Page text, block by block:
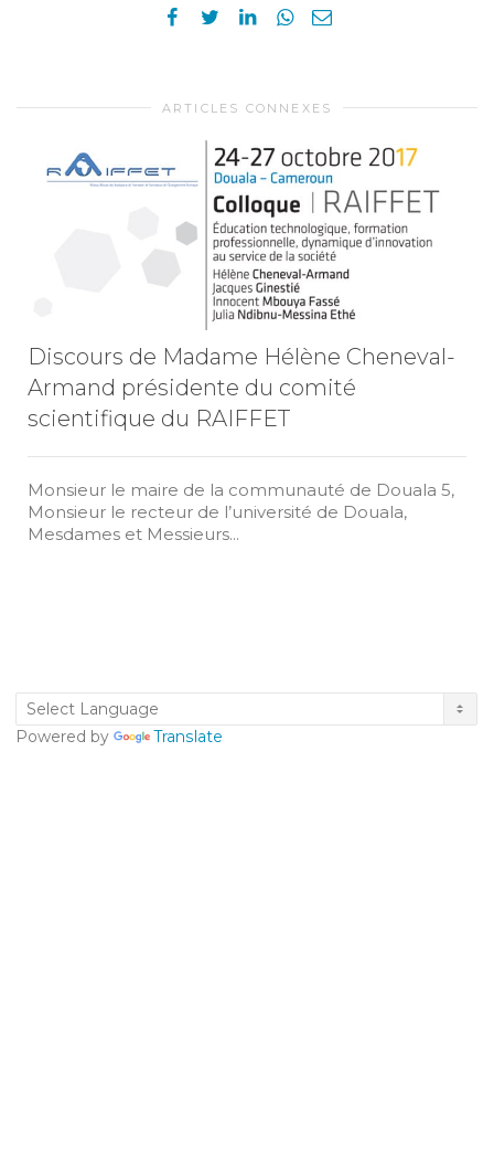
ARTICLES CONNEXES
Discours de Madame Hélène Cheneval-
Armand présidente du comité
scientifique du RAIFFET
Monsieur le maire de la communauté de Douala 5,
Monsieur le recteur de l’université de Douala,
Mesdames et Messieurs...
Powered by Translate